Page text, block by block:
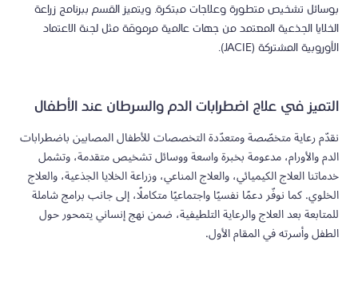
بوسائل تشخيص متطورة وعلاجات مبتكرة. ويتميز القسم ببرنامج زراعة
الخلايا الجذعية المعتمد من جهات عالمية مرموقة مثل لجنة الاعتماد
الأوروبية المشتركة (JACIE).
التميز في علاج اضطرابات الدم والسرطان عند الأطفال
نقدّم رعاية متخصّصة ومتعدّدة التخصصات للأطفال المصابين باضطرابات
الدم والأورام، مدعومة بخبرة واسعة ووسائل تشخيص متقدمة، وتشمل
خدماتنا العلاج الكيميائي، والعلاج المناعي، وزراعة الخلايا الجذعية، والعلاج
الخلوي. كما نوفّر دعمًا نفسيًا واجتماعيًا متكاملًا، إلى جانب برامج شاملة
للمتابعة بعد العلاج والرعاية التلطيفية، ضمن نهج إنساني يتمحور حول
الطفل وأسرته في المقام الأول.